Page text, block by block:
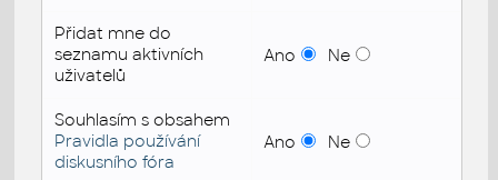
Přidat mne do
seznamu aktivních
uživatelů
Ano Ne
Souhlasím s obsahem
Pravidla používání
diskusního fóra
Ano Ne